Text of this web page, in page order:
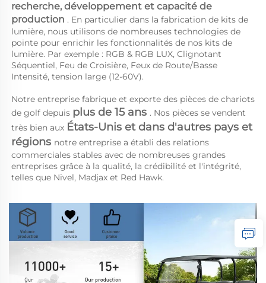
recherche, développement et capacité de
production . En particulier dans la fabrication de kits de
lumière, nous utilisons de nombreuses technologies de
pointe pour enrichir les fonctionnalités de nos kits de
lumière. Par exemple : RGB & RGB LUX, Clignotant
Séquentiel, Feu de Croisière, Feux de Route/Basse
Intensité, tension large (12-60V).
Notre entreprise fabrique et exporte des pièces de chariots
de golf depuis plus de 15 ans . Nos pièces se vendent
très bien aux États-Unis et dans d'autres pays et
régions notre entreprise a établi des relations
commerciales stables avec de nombreuses grandes
entreprises grâce à la qualité, la crédibilité et l'intégrité,
telles que Nivel, Madjax et Red Hawk.